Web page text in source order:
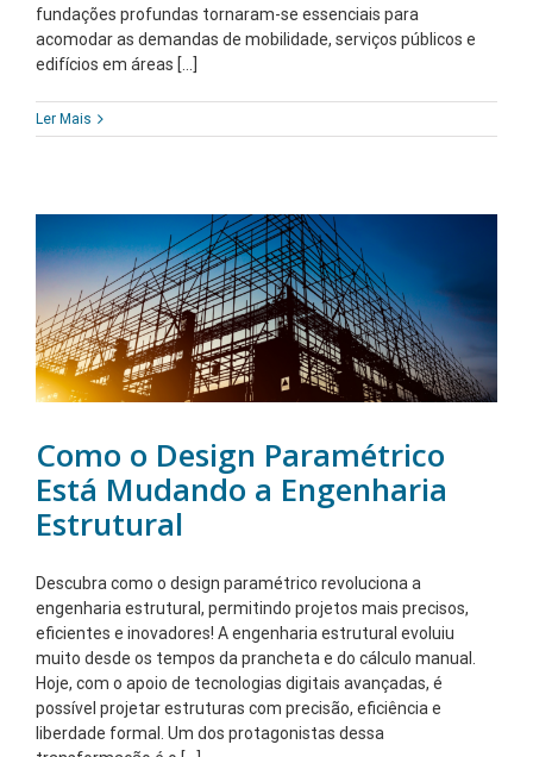
fundações profundas tornaram-se essenciais para
acomodar as demandas de mobilidade, serviços públicos e
edifícios em áreas [...]
Ler Mais
Como o Design Paramétrico
Está Mudando a Engenharia
Estrutural
Descubra como o design paramétrico revoluciona a
engenharia estrutural, permitindo projetos mais precisos,
eficientes e inovadores! A engenharia estrutural evoluiu
muito desde os tempos da prancheta e do cálculo manual.
Hoje, com o apoio de tecnologias digitais avançadas, é
possível projetar estruturas com precisão, eficiência e
liberdade formal. Um dos protagonistas dessa